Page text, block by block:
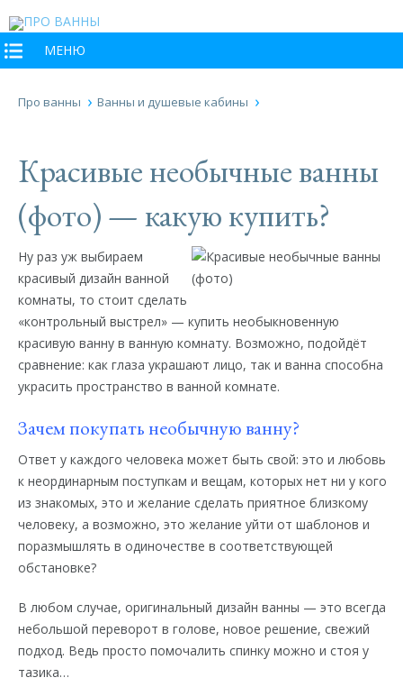
МЕНЮ
Про ванны Ванны и душевые кабины
Красивые необычные ванны
(фото) — какую купить?
Ну раз уж выбираем
красивый дизайн ванной
комнаты, то стоит сделать
«контрольный выстрел» — купить необыкновенную
красивую ванну в ванную комнату. Возможно, подойдёт
сравнение: как глаза украшают лицо, так и ванна способна
украсить пространство в ванной комнате.
Зачем покупать необычную ванну?
Ответ у каждого человека может быть свой: это и любовь
к неординарным поступкам и вещам, которых нет ни у кого
из знакомых, это и желание сделать приятное близкому
человеку, а возможно, это желание уйти от шаблонов и
поразмышлять в одиночестве в соответствующей
обстановке?
В любом случае, оригинальный дизайн ванны — это всегда
небольшой переворот в голове, новое решение, свежий
подход. Ведь просто помочалить спинку можно и стоя у
тазика…